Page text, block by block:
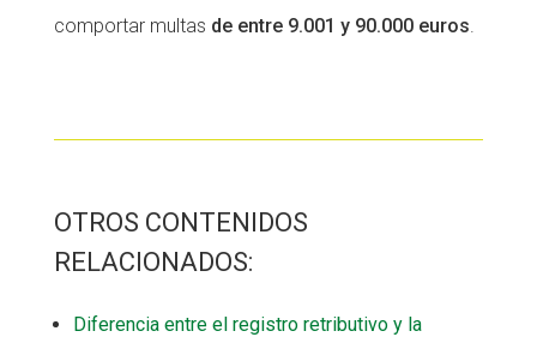
comportar multas de entre 9.001 y 90.000 euros.
OTROS CONTENIDOS
RELACIONADOS:
Diferencia entre el registro retributivo y la